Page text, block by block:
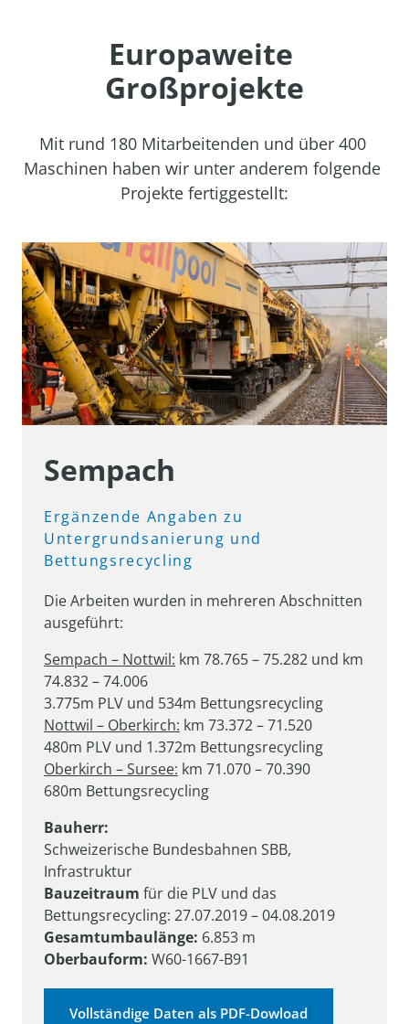
Europaweite
Großprojekte
Mit rund 180 Mitarbeitenden und über
400
Maschinen haben wir unter anderem
Projekte fertiggestellt:
Sempach
Ergänzende Angaben
Untergrundsanierung
Bettungsrecycling
Die Arbeiten wurden in mehreren Abschnitten
ausgeführt:
Sempach – Nottwil: km 78.765 – 75.282 und km
74.832 – 74.006
Nottwil – Oberkirch: km 73.372 – 71.520
Oberkirch – Sursee: km 71.070 – 70.390
680m Bettungsrecycling
Bauherr:
Schweizerische Bundesbahnen SBB,
Bauzeitraum für die PLV und das
Gesamtumbaulänge:
Oberbauform: W60-1667-B91
Vollständige Daten als PDF-Dowload